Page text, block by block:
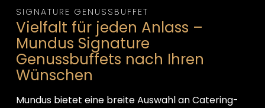
SIGNATURE GENUSSBUFFET
Vielfalt für jeden Anlass –
Mundus Signature
Genussbuffets nach Ihren
Wünschen
Mundus bietet eine breite Auswahl an Catering-